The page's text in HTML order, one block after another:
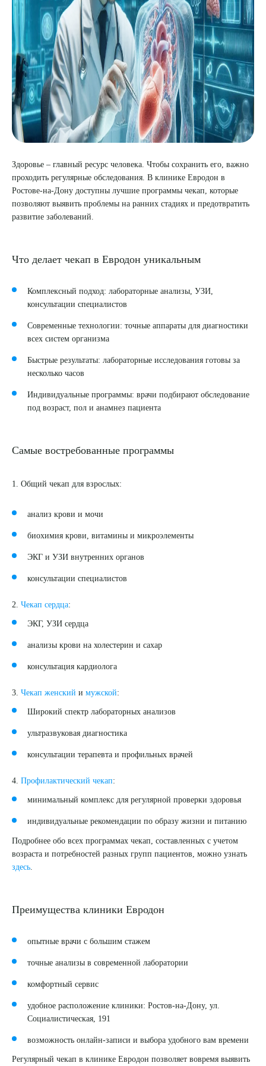
8 (863) 309-05-06
ЗАКАЗАТЬ ЗВОНОК
ЗАПИСЬ ОНЛАЙН
Здоровье – главный ресурс человека. Чтобы сохранить его, важно
проходить регулярные обследования. В клинике Евродон в
Ростове-на-Дону доступны лучшие программы чекап, которые
позволяют выявить проблемы на ранних стадиях и предотвратить
развитие заболеваний.
Что делает чекап в Евродон уникальным
Комплексный подход: лабораторные анализы, УЗИ,
консультации специалистов
Современные технологии: точные аппараты для диагностики
всех систем организма
Быстрые результаты: лабораторные исследования готовы за
несколько часов
Индивидуальные программы: врачи подбирают обследование
под возраст, пол и анамнез пациента
Самые востребованные программы
1. Общий чекап для взрослых:
анализ крови и мочи
биохимия крови, витамины и микроэлементы
ЭКГ и УЗИ внутренних органов
консультации специалистов
2. Чекап сердца:
ЭКГ, УЗИ сердца
анализы крови на холестерин и сахар
консультация кардиолога
3. Чекап женский и мужской:
Широкий спектр лабораторных анализов
ультразвуковая диагностика
консультации терапевта и профильных врачей
4. Профилактический чекап:
минимальный комплекс для регулярной проверки здоровья
индивидуальные рекомендации по образу жизни и питанию
Подробнее обо всех программах чекап, составленных с учетом
возраста и потребностей разных групп пациентов, можно узнать
здесь
Преимущества клиники Евродон
опытные врачи с большим стажем
точные анализы в современной лаборатории
комфортный сервис
удобное расположение клиники: Ростов-на-Дону, ул.
Социалистическая, 191
возможность онлайн-записи и выбора удобного вам времени
Регулярный чекап в клинике Евродон позволяет вовремя выявить
Выберите сопутствующую услугу